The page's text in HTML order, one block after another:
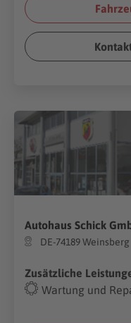
Autohaus Schick
DE-74189 Weinsberg
Zusätzliche
Wartung und